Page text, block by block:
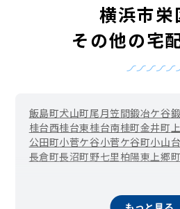
横浜市栄
その他の宅
飯島町犬山町尾月笠間鍛冶ケ谷
桂台西桂台東桂台南桂町金井町
公田町小菅ケ谷小菅ケ谷町小山
長倉町長沼町野七里 柏陽東上郷町